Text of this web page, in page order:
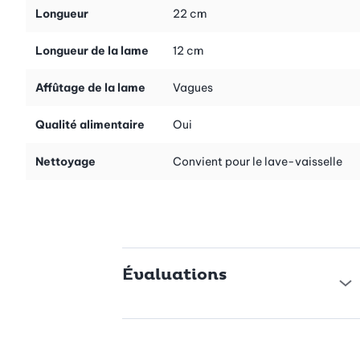
Longueur 22 cm
Longueur de la lame 12 cm
Affûtage de la lame Vagues
Qualité alimentaire Oui
Nettoyage Convient pour le lave-vaisselle
Évaluations